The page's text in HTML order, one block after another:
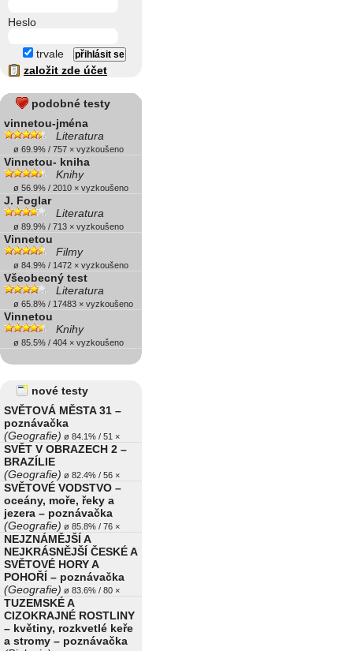
Heslo
trvale
založit zde účet
podobné testy
vinnetou-jména
Literatura
ø 69.9% / 757 × vyzkoušeno
Vinnetou- kniha
Knihy
ø 56.9% / 2010 × vyzkoušeno
J. Foglar
Literatura
ø 89.9% / 713 × vyzkoušeno
Vinnetou
Filmy
ø 84.9% / 1472 × vyzkoušeno
Všeobecný test
Literatura
ø 65.8% / 17483 × vyzkoušeno
Vinnetou
Knihy
ø 85.5% / 404 × vyzkoušeno
nové testy
SVĚTOVÁ MĚSTA 31 –
poznávačka
(Geografie) ø 84.1% / 51 ×
SVĚT V OBRAZECH 2 –
BRAZÍLIE
(Geografie) ø 82.4% / 56 ×
SVĚTOVÉ VODSTVO –
oceány, moře, řeky a
jezera – poznávačka
(Geografie) ø 85.8% / 76 ×
NEJZNÁMĚJŠÍ A
NEJKRÁSNĚJŠÍ ČESKÉ A
SVĚTOVÉ HORY A
POHOŘÍ – poznávačka
(Geografie) ø 83.6% / 80 ×
TUZEMSKÉ A
CIZOKRAJNÉ ROSTLINY
– květiny, rozkvetlé keře
a stromy – poznávačka